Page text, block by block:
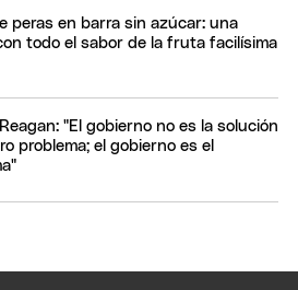
peras en barra sin azúcar: una
todo el sabor de la fruta facilísima
"El gobierno no es la solución
problema; el gobierno es el